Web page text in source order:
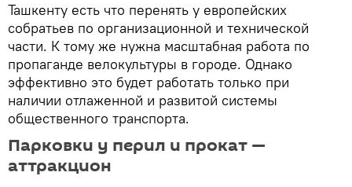
Ташкенту есть что перенять у европейских
собратьев по организационной и технической
части. К тому же нужна масштабная работа по
пропаганде велокультуры в городе. Однако
эффективно это будет работать только при
наличии отлаженной и развитой системы
общественного транспорта.
Парковки у перил и прокат —
аттракцион